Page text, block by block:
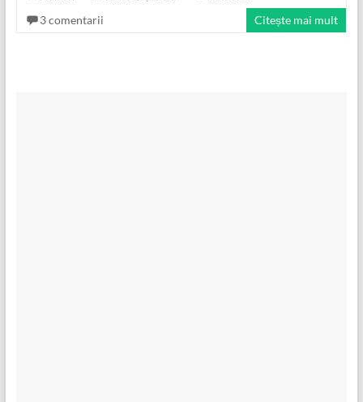
3 comentarii
Citește mai mult